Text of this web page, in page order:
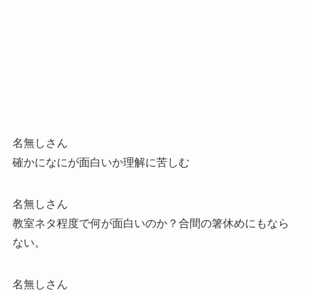
名無しさん
確かになにが面白いか理解に苦しむ
名無しさん
教室ネタ程度で何が面白いのか？合間の箸休めにもなら
ない。
名無しさん